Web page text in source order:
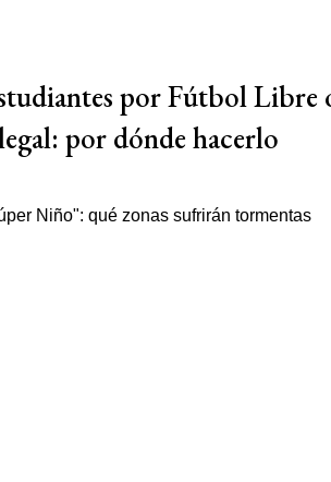
por Fútbol Libre
por dónde hacerlo